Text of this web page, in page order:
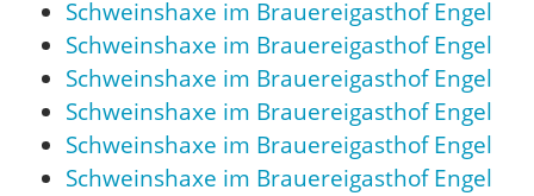
Schweinshaxe im Brauereigasthof Engel
Schweinshaxe im Brauereigasthof Engel
Schweinshaxe im Brauereigasthof Engel
Schweinshaxe im Brauereigasthof Engel
Schweinshaxe im Brauereigasthof Engel
Schweinshaxe im Brauereigasthof Engel